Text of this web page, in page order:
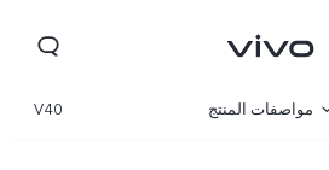
V40 مواصفات المنتج